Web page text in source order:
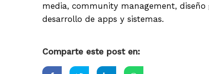
media, community management,
desarrollo de apps y sistemas.
Comparte este post en: